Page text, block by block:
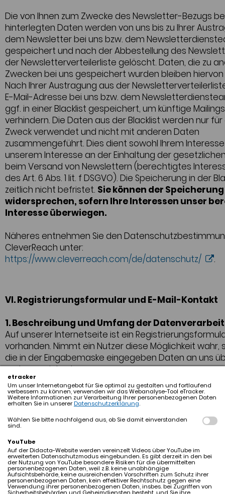
Die von Ihnen zum Zwecke des Newsletter-Bezugs
hinterlegten Daten werden von uns bis zu Ihrer
dem Newsletter bei uns bzw. dem
gespeichert und nach der Abbestellung des
der Newsletterverteilerliste gelöscht. Daten, die zu
Zwecken bei uns gespeichert wurden bleiben
Nach Ihrer Austragung aus der
E-Mail-Adresse bei uns bzw. dem
ggf. in einer Blacklist gespeichert, um künftige
verhindern. Die Daten aus der Blacklist werden nur
Zweck verwendet und nicht mit anderen Daten
zusammengeführt. Dies dient sowohl Ihrem
unserem Interesse an der Einhaltung der
beim Versand von Newslettern (berechtigtes
des Art. 6 Abs. 1 lit. f DSGVO). Die Speicherung in der
zeitlich nicht befristet. Sie können der Speicherung
widersprechen, sofern Ihre Interessen unser
Interesse überwiegen.
Näheres entnehmen Sie den
CleverReach unter:
https://www.cleverreach.com/de/datenschutz/
.
VI. Registrierungsformular und E-Mail-Kontakt
1. Beschreibung und Umfang der
Auf unserer Internetseite ist ein
vorhanden. Nimmt ein Nutzer diese Möglichkeit wahr,
die in der Eingabemaske eingegeben Daten an uns
und gespeichert.
Im Zeitpunkt der Absendung der Nachricht werden
folgende Daten gespeichert:
• Die IP-Adresse des Nutzers
• Datum und Uhrzeit der Nachricht
Für die Verarbeitung der Daten wird im Rahmen des
Absendevorgangs Ihre Einwilligung eingeholt und auf
Datenschutzerklärung verwiesen.
Des Weiteren ist eine Kontaktaufnahme über die
bereitgestellten E-Mail-Adressen möglich. In diesem
die mit der E-Mail übermittelten
etracker
Um unser Internetangebot für Sie optimal zu gestalten und fortlaufend
verbessern zu können, verwenden wir das Webanalyse-Tool eTracker.
Weitere Informationen zur Verarbeitung Ihrer personenbezogenen Daten
erhalten Sie in unsererDatenschutzerklärung.
Wählen Sie bitte nachfolgend aus, ob Sie damit einverstanden
sind.
YouTube
Auf der Didacta-Website werden vereinzelt Videos über YouTube im
erweiterten Datenschutzmodus eingebunden. Es gibt derzeit in den bei
der Nutzung von YouTube besondere Risiken für die übermittelten
personenbezogenen Daten, weil z.B. keine unabhängige
Aufsichtsbehörde, keine ausreichenden Vorschriften zum Schutz ihrer
personenbezogenen Daten, kein effektiver Rechtschutz gegen eine
Verwendung ihrer personenbezogenen Daten, insbes. bei Zugriffen von
Sicherheitsbehörden und Geheimdiensten besteht, und Sie ihre